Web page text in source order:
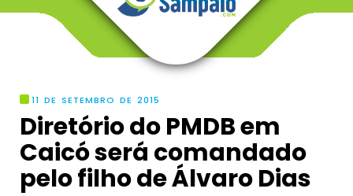
11 DE SETEMBRO DE 2015
Diretório do PMDB em
Caicó será comandado
pelo filho de Álvaro Dias